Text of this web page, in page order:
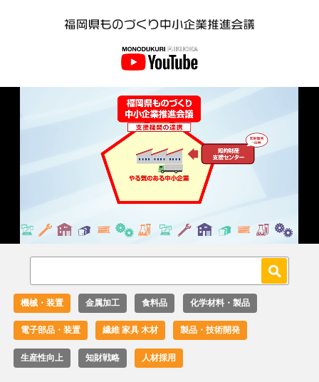
Unmute Loaded:
機械・装置 金属加工 食料品 化学材料・製品
電子部品・装置 繊維 家具 木材 製品・技術開発
生産性向上 知財戦略 人材採用